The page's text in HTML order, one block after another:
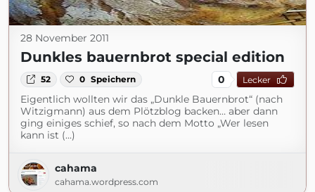
28 November 2011
Dunkles bauernbrot special edition
52 0 Speichern 0 Lecker
Eigentlich wollten wir das „Dunkle Bauernbrot“ (nach
Witzigmann) aus dem Plötzblog backen… aber dann
ging einiges schief, so nach dem Motto „Wer lesen
kann ist (...)
cahama
cahama.wordpress.com